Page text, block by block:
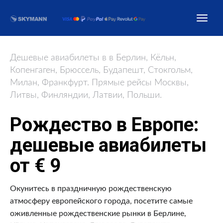
Дешевые авиабилеты в в Берлин, Кёльн,
Копенгаген, Брюссель, Будапешт, Стокгольм,
Милан, Франкфурт. Прямые рейсы Москвы,
Литвы, Финляндии, Латвии, Польши.
Рождество в Европе:
дешевые авиабилеты
от € 9
Окунитесь в праздничную рождественскую
атмосферу европейского города, посетите самые
оживленные рождественские рынки в Берлине,